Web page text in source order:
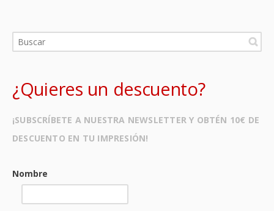
¿Quieres un descuento?
¡SUBSCRÍBETE A NUESTRA NEWSLETTER Y OBTÉN 10€ DE
DESCUENTO EN TU IMPRESIÓN!
Nombre